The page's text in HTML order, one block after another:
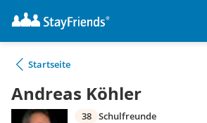
Startseite
Andreas Köhler
38 Schulfreunde